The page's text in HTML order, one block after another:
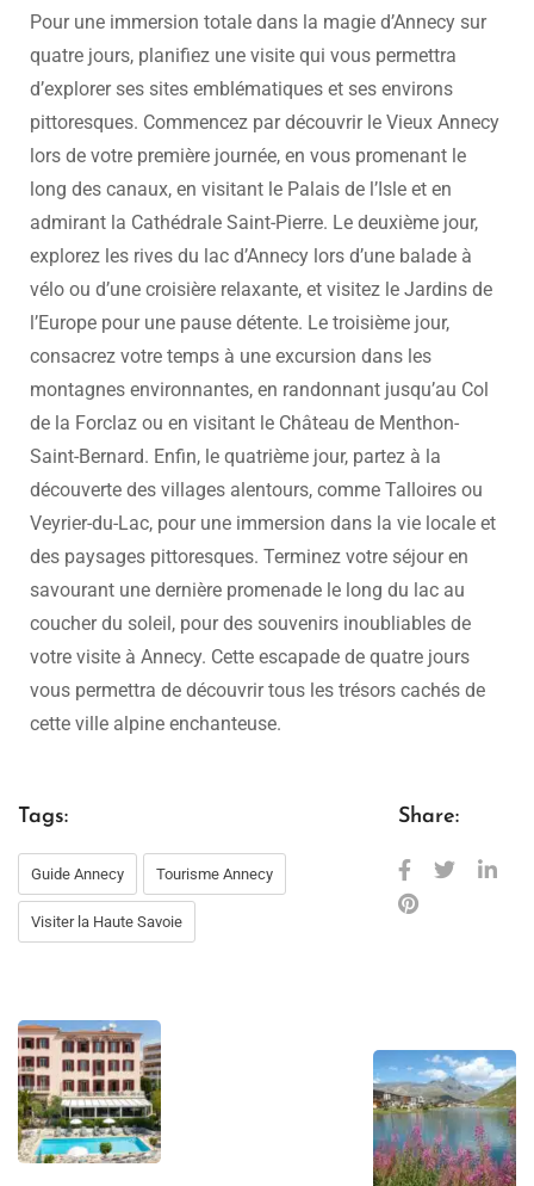
Pour une immersion totale dans la magie d’Annecy sur
quatre jours, planifiez une visite qui vous permettra
d’explorer ses sites emblématiques et ses environs
pittoresques. Commencez par découvrir le Vieux Annecy
lors de votre première journée, en vous promenant le
long des canaux, en visitant le Palais de l’Isle et en
admirant la Cathédrale Saint-Pierre. Le deuxième jour,
explorez les rives du lac d’Annecy lors d’une balade à
vélo ou d’une croisière relaxante, et visitez le Jardins de
l’Europe pour une pause détente. Le troisième jour,
consacrez votre temps à une excursion dans les
montagnes environnantes, en randonnant jusqu’au Col
de la Forclaz ou en visitant le Château de Menthon-
Saint-Bernard. Enfin, le quatrième jour, partez à la
découverte des villages alentours, comme Talloires ou
Veyrier-du-Lac, pour une immersion dans la vie locale et
des paysages pittoresques. Terminez votre séjour en
savourant une dernière promenade le long du lac au
coucher du soleil, pour des souvenirs inoubliables de
votre visite à Annecy. Cette escapade de quatre jours
vous permettra de découvrir tous les trésors cachés de
cette ville alpine enchanteuse.
Tags:
Guide Annecy Tourisme Annecy
Visiter la Haute Savoie
Share: